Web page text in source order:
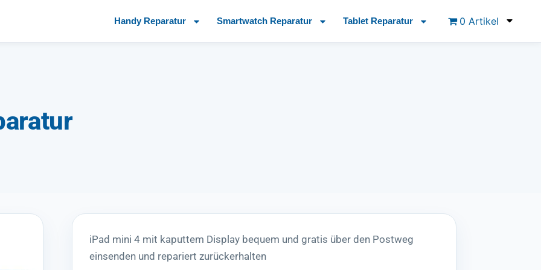
Handy Reparatur Smartwatch Reparatur Tablet Reparatur 0 Artikel
iPad mini 4 mit kaputtem Display bequem und gratis über den Postweg
einsenden und repariert zurückerhalten